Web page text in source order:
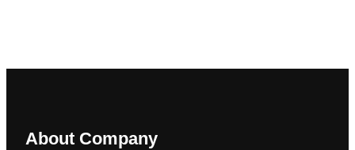
About Company